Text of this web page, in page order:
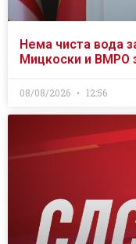
Нема чиста вода
Мицкоски и ВМРО
08/08/2026 12:56